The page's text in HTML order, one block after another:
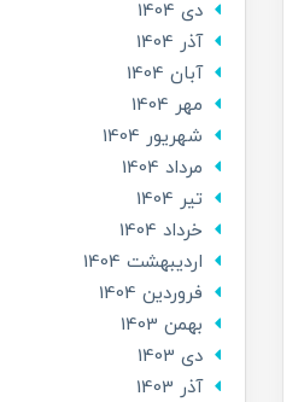
دی 1404
آذر 1404
آبان 1404
مهر 1404
شهریور 1404
مرداد 1404
تير 1404
خرداد 1404
ارديبهشت 1404
فروردین 1404
بهمن 1403
دی 1403
آذر 1403